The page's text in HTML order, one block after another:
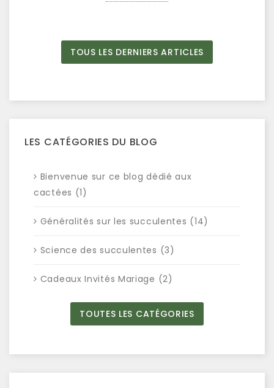
TOUS LES DERNIERS ARTICLES
LES CATÉGORIES DU BLOG
Bienvenue sur ce blog dédié aux
cactées (1)
Généralités sur les succulentes (14)
Science des succulentes (3)
Cadeaux Invités Mariage (2)
TOUTES LES CATÉGORIES